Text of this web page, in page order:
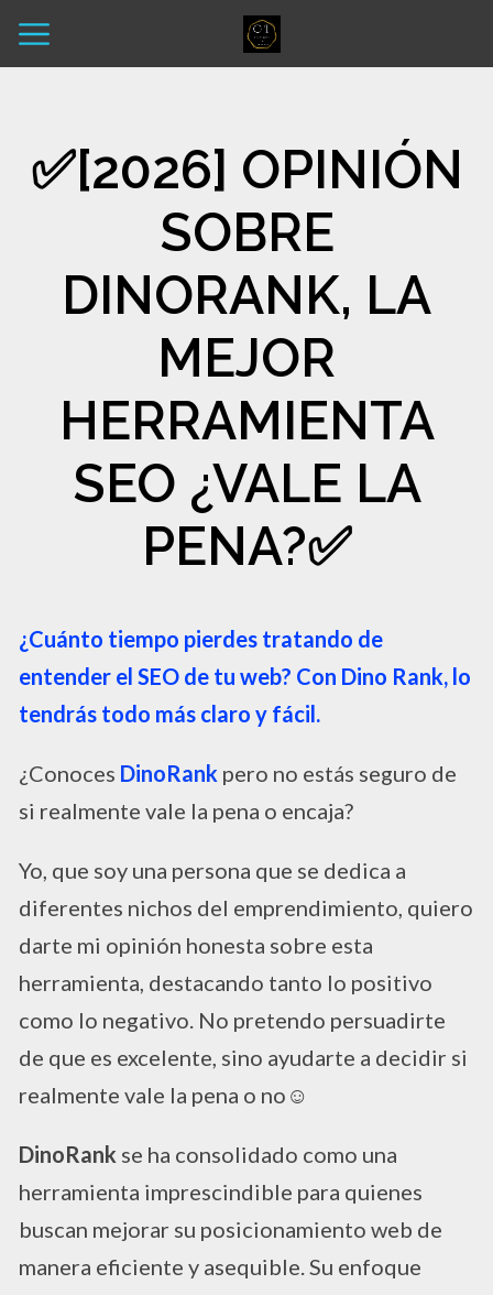
✅​[2026] OPINIÓN
SOBRE
DINORANK, LA
MEJOR
HERRAMIENTA
SEO ¿VALE LA
PENA?✅​
¿Cuánto tiempo pierdes tratando de
entender el SEO de tu web? Con Dino Rank, lo
tendrás todo más claro y fácil.
¿Conoces DinoRank pero no estás seguro de
si realmente vale la pena o encaja?
Yo, que soy una persona que se dedica a
diferentes nichos del emprendimiento, quiero
darte mi opinión honesta sobre esta
herramienta, destacando tanto lo positivo
como lo negativo. No pretendo persuadirte
de que es excelente, sino ayudarte a decidir si
realmente vale la pena o no☺️​
DinoRank se ha consolidado como una
herramienta imprescindible para quienes
buscan mejorar su posicionamiento web de
manera eficiente y asequible. Su enfoque